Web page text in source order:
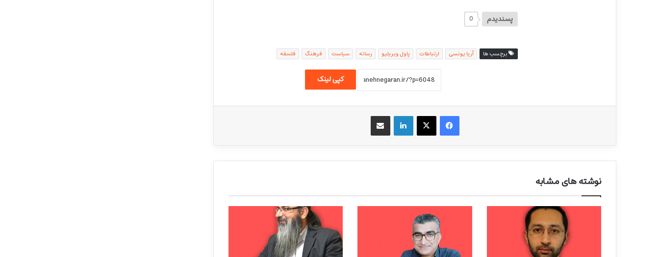
پسندیدم 0
برچسب ها آریا یونسی ارتباطات پاول ویریلیو رسانه سیاست فرهنگ فلسفه
کپی لینک
فیسبوک X لینکداین
نوشته های مشابه